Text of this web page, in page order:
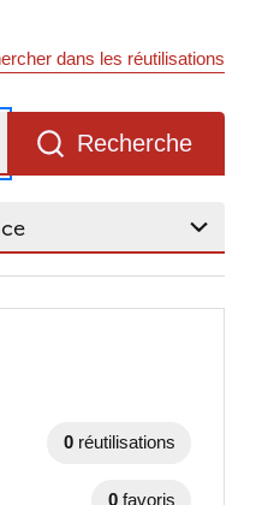
dans les réutilisations
Recherche
0 réutilisations
0 favoris